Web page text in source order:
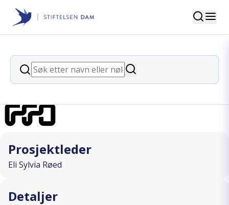
Stiftelsen Dam
Søk
Søk
Søk
back
Læring for mestring
Prosjektleder
Eli Sylvia Røed
Detaljer